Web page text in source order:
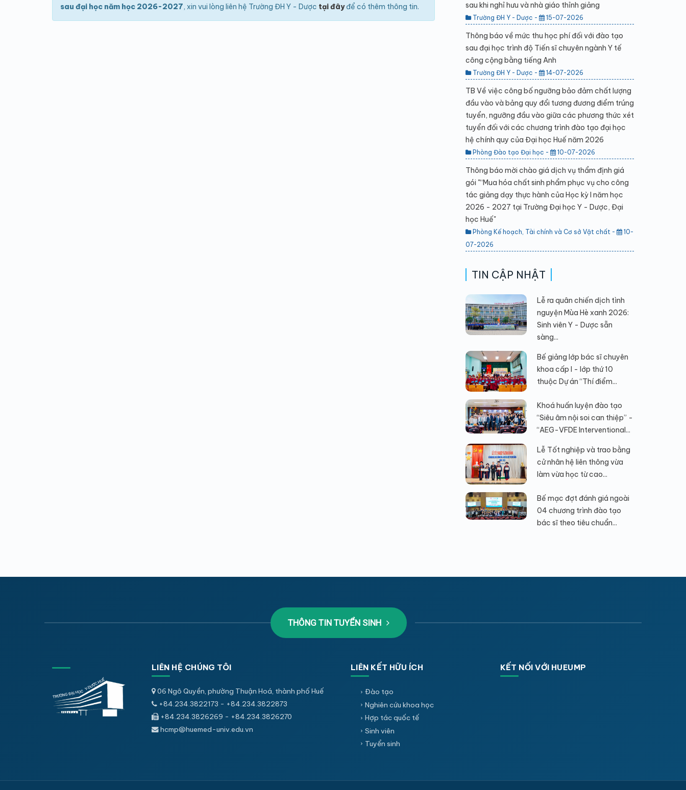
sau đại học năm học 2026-2027, xin vui lòng liên hệ Trường ĐH Y - Dược tại đâyđể có thêm thông tin.
sau khi nghỉ hưu và nhà giáo thỉnh giảng
Trường ĐH Y - Dược - 15-07-2026
Thông báo về mức thu học phí đối với đào tạo
sau đại học trình độ Tiến sĩ chuyên ngành Y tế
công cộng bằng tiếng Anh
Trường ĐH Y - Dược - 14-07-2026
TB Về việc công bố ngưỡng bảo đảm chất lượng
đầu vào và bảng quy đổi tương đương điểm trúng
tuyển, ngưỡng đầu vào giữa các phương thức xét
tuyển đối với các chương trình đào tạo đại học
hệ chính quy của Đại học Huế năm 2026
Phòng Đào tạo Đại học - 10-07-2026
Thông báo mời chào giá dịch vụ thẩm định giá
gói "“Mua hóa chất sinh phẩm phục vụ cho công
tác giảng dạy thực hành của Học kỳ I năm học
2026 - 2027 tại Trường Đại học Y - Dược, Đại
học Huế"
Phòng Kế hoạch, Tài chính và Cơ sở Vật chất -
10-
07-2026
TIN CẬP NHẬT
Lễ ra quân chiến dịch tình
nguyện Mùa Hè xanh 2026:
Sinh viên Y - Dược sẵn
sàng...
Bế giảng lớp bác sĩ chuyên
khoa cấp I - lớp thứ 10
thuộc Dự án “Thí điểm...
Khoá huấn luyện đào tạo
“Siêu âm nội soi can thiệp” -
“AEG-VFDE Interventional...
Lễ Tốt nghiệp và trao bằng
cử nhân hệ liên thông vừa
làm vừa học từ cao...
Bế mạc đợt đánh giá ngoài
04 chương trình đào tạo
bác sĩ theo tiêu chuẩn...
THÔNG TIN TUYỂN SINH
LIÊN HỆ CHÚNG TÔI
06 Ngô Quyền, phường Thuận Hoá, thành phố Huế
+84.234.3822173 - +84.234.3822873
+84.234.3826269 - +84.234.3826270
hcmp@huemed-univ.edu.vn
LIÊN KẾT HỮU ÍCH
Đào tạo
Nghiên cứu khoa học
Hợp tác quốc tế
Sinh viên
Tuyển sinh
KẾT NỐI VỚI HUEUMP